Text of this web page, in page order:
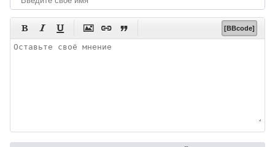
      [BBcode]